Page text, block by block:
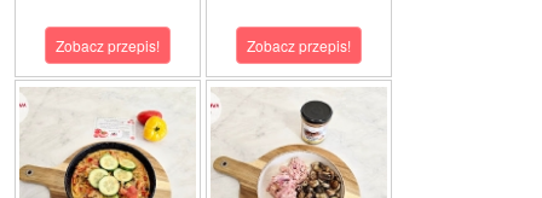
Zobacz przepis! Zobacz przepis!